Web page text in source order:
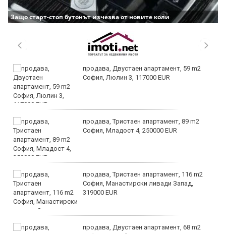
Защо старт-стоп бутонът изчезва от новите коли
продава, Двустаен апартамент, 59 m2
София, Люлин 3, 117000 EUR
продава, Тристаен апартамент, 89 m2
София, Младост 4, 250000 EUR
продава, Тристаен апартамент, 116 m2
София, Манастирски ливади Запад,
319000 EUR
продава, Двустаен апартамент, 68 m2